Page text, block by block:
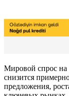
Мировой спрос на
снизится
предложения,